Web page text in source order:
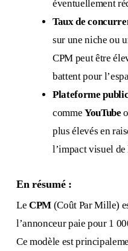
éventuellement
Taux de
sur une niche ou
CPM peut être
battent pour
Plateforme
comme YouTube
plus élevés en
l’impact visuel
En résumé :
Le CPM(Coût Par Mille)
l’annonceur paie pour 1
Ce modèle est